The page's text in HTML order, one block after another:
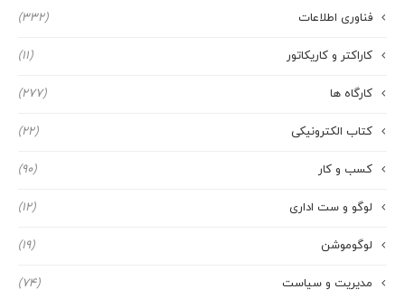
فناوری اطلاعات (332)
کاراکتر و کاریکاتور (11)
کارگاه ها (277)
کتاب الکترونیکی (22)
کسب و کار (90)
لوگو و ست اداری (12)
لوگوموشن (19)
مدیریت و سیاست (74)